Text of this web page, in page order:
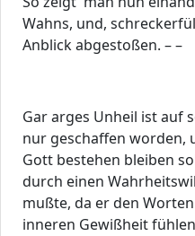
Wahns, und,
Anblick abgestoßen. – –
Gar arges Unheil ist auf
nur geschaffen worden,
Gott bestehen bleiben
durch einen
mußte, da er den
inneren Gewißheit